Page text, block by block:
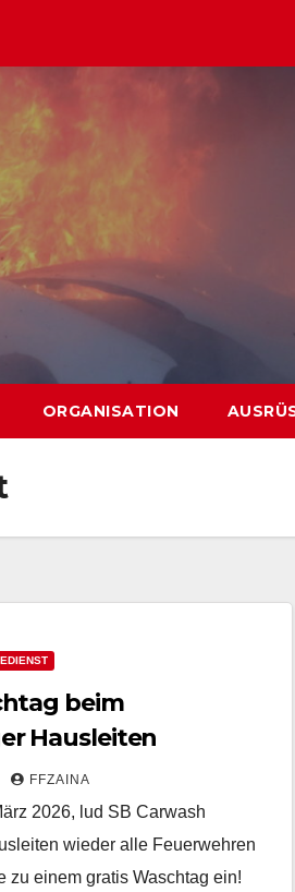
ORGANISATION
beim
Hausleiten
FFZAINA
2026, lud SB Carwash
wieder alle Feuerwehren
zu einem gratis Waschtag ein!